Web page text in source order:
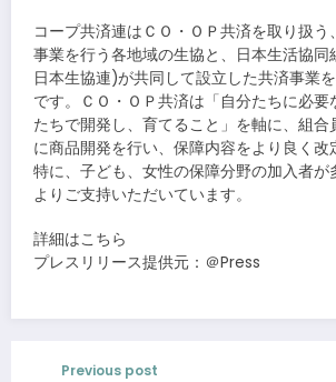
コープ共済連はＣＯ・ＯＰ共済を取り扱
事業を行う各地域の生協と、日本生活協同
日本生協連)が共同して設立した共済事業
です。ＣＯ・ＯＰ共済は「自分たちに必要
たちで開発し、育てること」を軸に、組合
に商品開発を行い、保障内容をより良く改
特に、子ども、女性の保障分野の加入者が
よりご支持いただいています。
詳細はこちら
プレスリリース提供元：＠Press
Previous post